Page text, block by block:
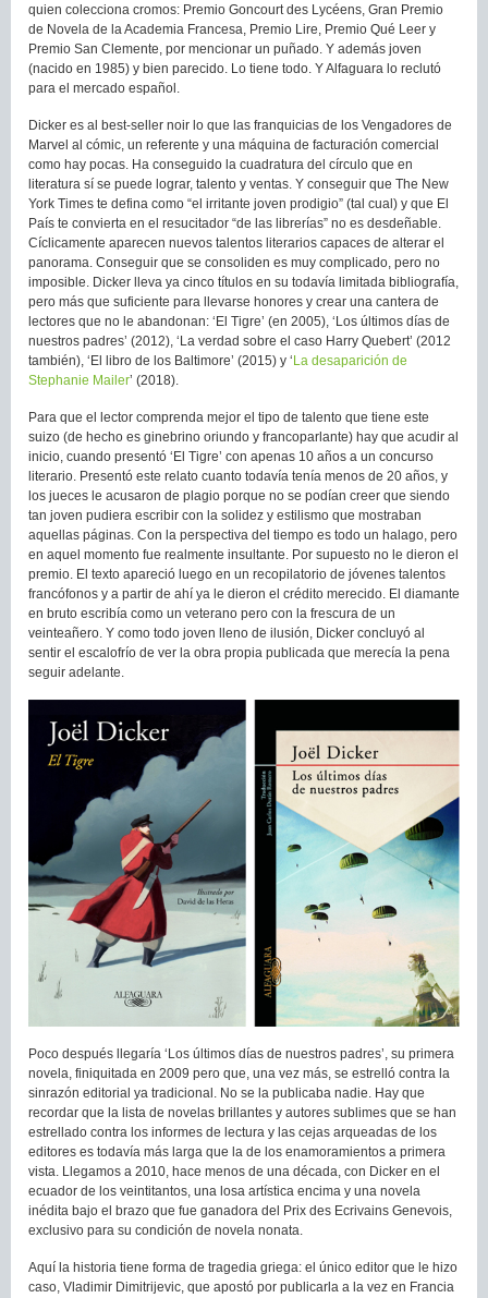
quien colecciona cromos: Premio Goncourt des Lycéens, Gran Premio
de Novela de la Academia Francesa, Premio Lire, Premio Qué Leer y
Premio San Clemente, por mencionar un puñado. Y además joven
(nacido en 1985) y bien parecido. Lo tiene todo. Y Alfaguara lo reclutó
para el mercado español.
Dicker es al best-seller noir lo que las franquicias de los Vengadores de
Marvel al cómic, un referente y una máquina de facturación comercial
como hay pocas. Ha conseguido la cuadratura del círculo que en
literatura sí se puede lograr, talento y ventas. Y conseguir que The New
York Times te defina como “el irritante joven prodigio” (tal cual) y que El
País te convierta en el resucitador “de las librerías” no es desdeñable.
Cíclicamente aparecen nuevos talentos literarios capaces de alterar el
panorama. Conseguir que se consoliden es muy complicado, pero no
imposible. Dicker lleva ya cinco títulos en su todavía limitada bibliografía,
pero más que suficiente para llevarse honores y crear una cantera de
lectores que no le abandonan: ‘El Tigre’ (en 2005), ‘Los últimos días de
nuestros padres’ (2012), ‘La verdad sobre el caso Harry Quebert’ (2012
también), ‘El libro de los Baltimore’ (2015) y ‘ La desaparición de
Stephanie Mailer’ (2018).
Para que el lector comprenda mejor el tipo de talento que tiene este
suizo (de hecho es ginebrino oriundo y francoparlante) hay que acudir al
inicio, cuando presentó ‘El Tigre’ con apenas 10 años a un concurso
literario. Presentó este relato cuanto todavía tenía menos de 20 años, y
los jueces le acusaron de plagio porque no se podían creer que siendo
tan joven pudiera escribir con la solidez y estilismo que mostraban
aquellas páginas. Con la perspectiva del tiempo es todo un halago, pero
en aquel momento fue realmente insultante. Por supuesto no le dieron el
premio. El texto apareció luego en un recopilatorio de jóvenes talentos
francófonos y a partir de ahí ya le dieron el crédito merecido. El diamante
en bruto escribía como un veterano pero con la frescura de un
veinteañero. Y como todo joven lleno de ilusión, Dicker concluyó al
sentir el escalofrío de ver la obra propia publicada que merecía la pena
seguir adelante.
Poco después llegaría ‘Los últimos días de nuestros padres’, su primera
novela, finiquitada en 2009 pero que, una vez más, se estrelló contra la
sinrazón editorial ya tradicional. No se la publicaba nadie. Hay que
recordar que la lista de novelas brillantes y autores sublimes que se han
estrellado contra los informes de lectura y las cejas arqueadas de los
editores es todavía más larga que la de los enamoramientos a primera
vista. Llegamos a 2010, hace menos de una década, con Dicker en el
ecuador de los veintitantos, una losa artística encima y una novela
inédita bajo el brazo que fue ganadora del Prix des Ecrivains Genevois,
exclusivo para su condición de novela nonata.
Aquí la historia tiene forma de tragedia griega: el único editor que le hizo
caso, Vladimir Dimitrijevic, que apostó por publicarla a la vez en Francia